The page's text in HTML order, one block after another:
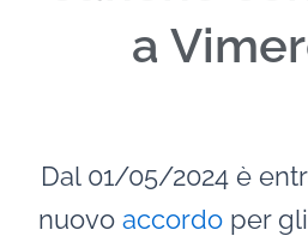
a
Dal 01/05/2024 è
nuovo accordo per